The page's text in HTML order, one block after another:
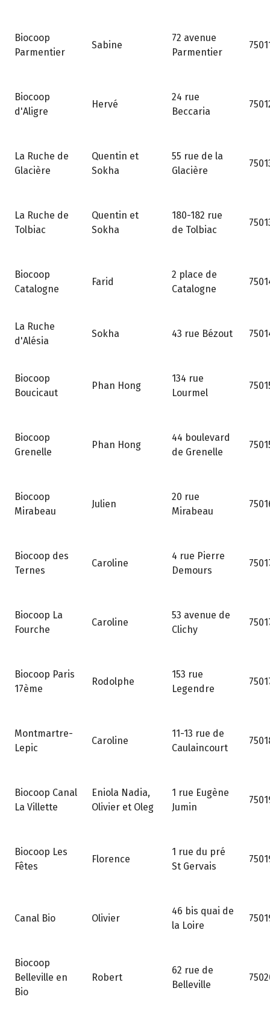
Biocoop
Parmentier
Sabine
72 avenue
Parmentier
Biocoop
d'Aligre
Hervé
24 rue
Beccaria
La Ruche de
Glacière
Quentin et
Sokha
55 rue de la
Glacière
La Ruche de
Tolbiac
Quentin et
Sokha
180-182 rue
de Tolbiac
Biocoop
Catalogne
Farid
2 place de
Catalogne
La Ruche
d'Alésia
Sokha 43 rue Bézout
Biocoop
Boucicaut
Phan Hong
134 rue
Lourmel
Biocoop
Grenelle
Phan Hong
44 boulevard
de Grenelle
Biocoop
Mirabeau
Julien
20 rue
Mirabeau
Biocoop des
Ternes
Caroline
4 rue Pierre
Demours
Biocoop La
Fourche
Caroline
53 avenue de
Clichy
Biocoop Paris
17ème
Rodolphe
153 rue
Legendre
Montmartre-
Lepic
Caroline
11-13 rue de
Caulaincourt
Biocoop Canal
La Villette
Eniola Nadia,
Olivier et Oleg
1 rue Eugène
Jumin
Biocoop Les
Fêtes
Florence
1 rue du pré
St Gervais
Canal Bio Olivier
46 bis quai de
la Loire
Biocoop
Belleville en
Bio
Robert
62 rue de
Belleville